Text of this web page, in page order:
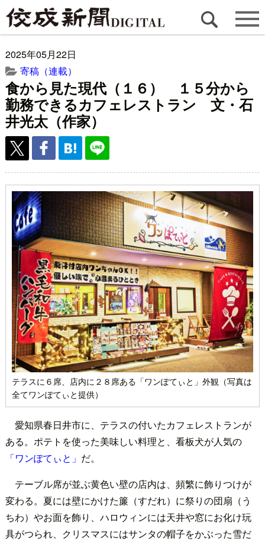
2025年05月22日
寄稿（連載）
食から見た現代（１６） １５分から
勤務できるカフェレストラン 文・石
井光太（作家）
テラスに６席、店内に２８席ある「ワンぽてぃと」外観（写真は
全てワンぽてぃと提供）
愛知県春日井市に、テラスの付いたカフェレストランが
ある。ポテトを使った美味しい料理と、看板犬が人気の
「ワンぽてぃと」 だ。
テーブル席が並ぶ黄色い壁の店内は、頻繁に飾りつけが
変わる。夏には壁にかけた簾（すだれ）に祭りの団扇（う
ちわ）やお面を飾り、ハロウィンには天井や窓にお化け玩
具がつられ、クリスマスにはサンタの帽子をかぶった雪だ